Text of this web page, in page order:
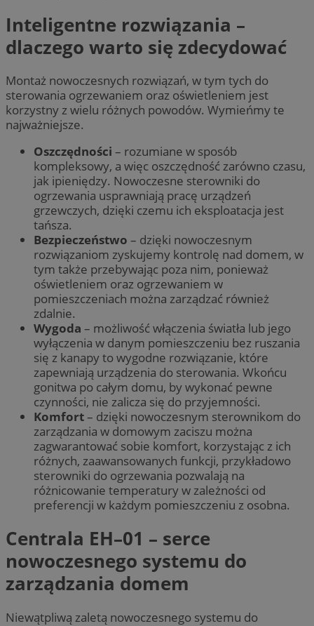
Inteligentne rozwiązania –
dlaczego warto się zdecydować
Montaż nowoczesnych rozwiązań, w tym tych do
sterowania ogrzewaniem oraz oświetleniem jest
korzystny z wielu różnych powodów. Wymieńmy te
najważniejsze.
Oszczędności – rozumiane w sposób
kompleksowy, a więc oszczędność zarówno czasu,
jak ipieniędzy. Nowoczesne sterowniki do
ogrzewania usprawniają pracę urządzeń
grzewczych, dzięki czemu ich eksploatacja jest
tańsza.
Bezpieczeństwo – dzięki nowoczesnym
rozwiązaniom zyskujemy kontrolę nad domem, w
tym także przebywając poza nim, ponieważ
oświetleniem oraz ogrzewaniem w
pomieszczeniach można zarządzać również
zdalnie.
Wygoda – możliwość włączenia światła lub jego
wyłączenia w danym pomieszczeniu bez ruszania
się z kanapy to wygodne rozwiązanie, które
zapewniają urządzenia do sterowania. Wkońcu
gonitwa po całym domu, by wykonać pewne
czynności, nie zalicza się do przyjemności.
Komfort– dzięki nowoczesnym sterownikom do
zarządzania w domowym zaciszu można
zagwarantować sobie komfort, korzystając z ich
różnych, zaawansowanych funkcji, przykładowo
sterowniki do ogrzewania pozwalają na
różnicowanie temperatury w zależności od
preferencji w każdym pomieszczeniu z osobna.
Centrala EH–01 – serce
nowoczesnego systemu do
zarządzania domem
Niewątpliwą zaletą nowoczesnego systemu do